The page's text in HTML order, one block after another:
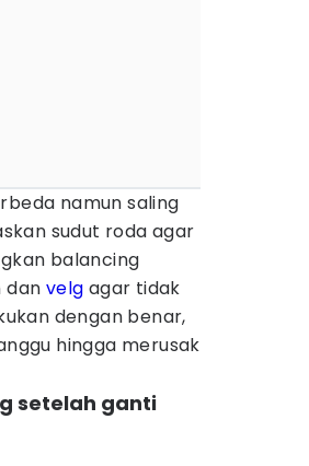
namun saling
sudut roda agar
balancing
dan velg agar tidak
dengan benar,
hingga merusak
setelah ganti